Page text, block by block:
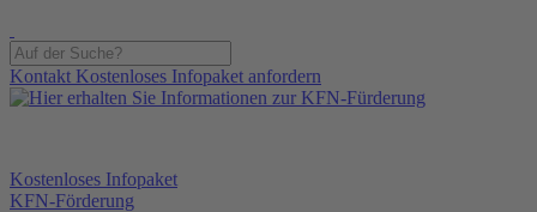
Kontakt Kostenloses Infopaket anfordern
Kostenloses Infopaket
KFN-Förderung